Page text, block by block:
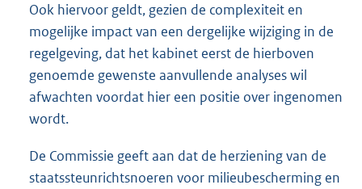
Ook hiervoor geldt, gezien de complexiteit en
mogelijke impact van een dergelijke wijziging in de
regelgeving, dat het kabinet eerst de hierboven
genoemde gewenste aanvullende analyses wil
afwachten voordat hier een positie over ingenomen
wordt.
De Commissie geeft aan dat de herziening van de
staatssteunrichtsnoeren voor milieubescherming en